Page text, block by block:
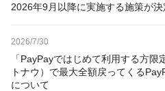
2026年9月以降に実施する施策が決
2026/7/30
「PayPayではじめて利用する方限
トナウ）で最大全額戻ってくる
について